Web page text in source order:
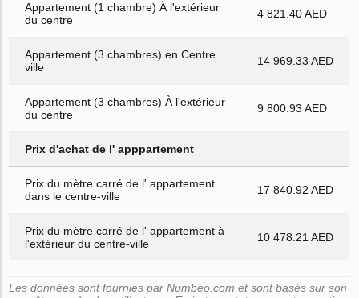
Appartement (1 chambre) À l'extérieur
du centre
4 821.40 AED
Appartement (3 chambres) en Centre
ville
14 969.33 AED
Appartement (3 chambres) À l'extérieur
du centre
9 800.93 AED
Prix d'achat de l' apppartement
Prix du mètre carré de l' appartement
dans le centre-ville
17 840.92 AED
Prix du mètre carré de l' appartement à
l'extérieur du centre-ville
10 478.21 AED
Les données sont fournies par Numbeo.com et sont basés sur son